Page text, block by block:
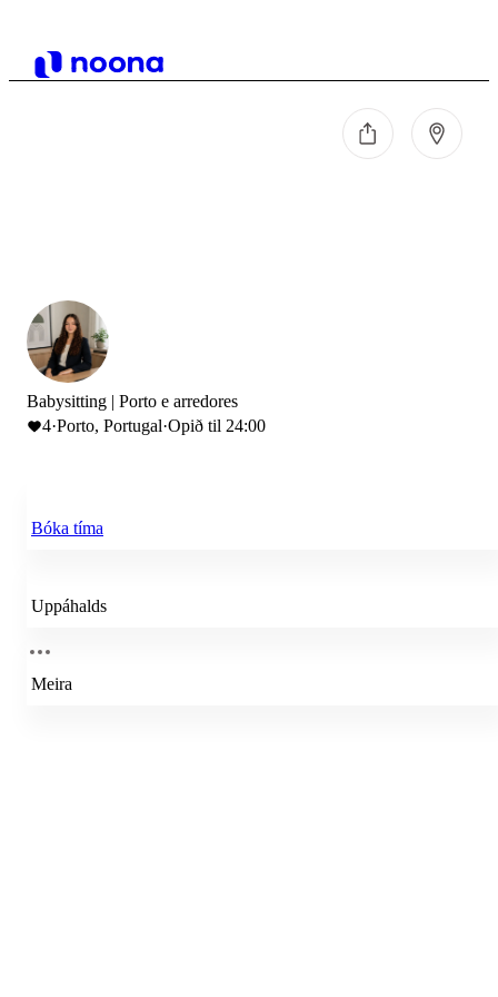
Babysitting | Porto e arredores
4·Porto, Portugal·Opið til 24:00
Bóka tíma
Uppáhalds
Meira